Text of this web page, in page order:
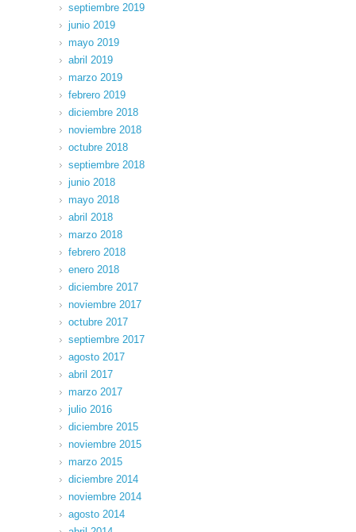
septiembre 2019
junio 2019
mayo 2019
abril 2019
marzo 2019
febrero 2019
diciembre 2018
noviembre 2018
octubre 2018
septiembre 2018
junio 2018
mayo 2018
abril 2018
marzo 2018
febrero 2018
enero 2018
diciembre 2017
noviembre 2017
octubre 2017
septiembre 2017
agosto 2017
abril 2017
marzo 2017
julio 2016
diciembre 2015
noviembre 2015
marzo 2015
diciembre 2014
noviembre 2014
agosto 2014